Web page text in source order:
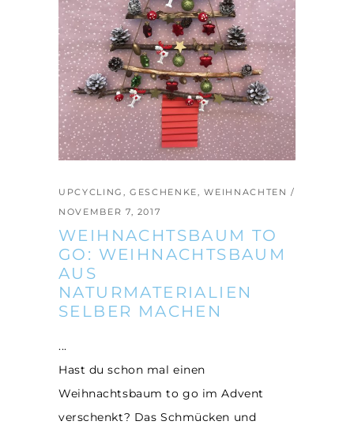
UPCYCLING ,GESCHENKE,WEIHNACHTEN
NOVEMBER 7, 2017
WEIHNACHTSBAUM TO
GO: WEIHNACHTSBAUM
AUS
NATURMATERIALIEN
SELBER MACHEN
Hast du schon mal einen
Weihnachtsbaum to go im Advent
verschenkt? Das Schmücken und